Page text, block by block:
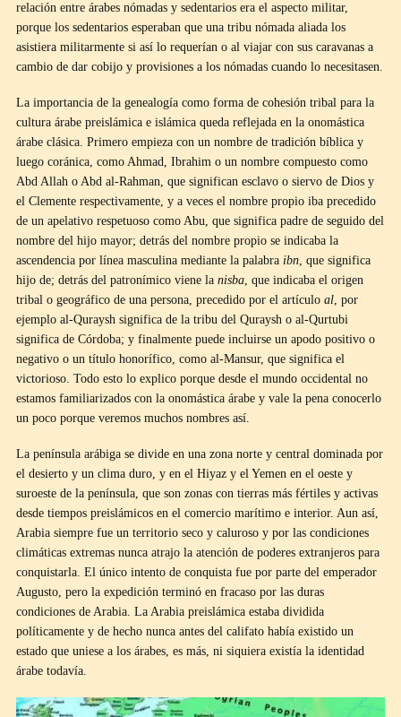
relación entre árabes nómadas y sedentarios era el aspecto militar,
porque los sedentarios esperaban que una tribu nómada aliada los
asistiera militarmente si así lo requerían o al viajar con sus caravanas a
cambio de dar cobijo y provisiones a los nómadas cuando lo necesitasen.
La importancia de la genealogía como forma de cohesión tribal para la
cultura árabe preislámica e islámica queda reflejada en la onomástica
árabe clásica. Primero empieza con un nombre de tradición bíblica y
luego coránica, como Ahmad, Ibrahim o un nombre compuesto como
Abd Allah o Abd al-Rahman, que significan esclavo o siervo de Dios y
el Clemente respectivamente, y a veces el nombre propio iba precedido
de un apelativo respetuoso como Abu, que significa padre de seguido del
nombre del hijo mayor; detrás del nombre propio se indicaba la
ascendencia por línea masculina mediante la palabra ibn, que significa
hijo de; detrás del patronímico viene la nisba, que indicaba el origen
tribal o geográfico de una persona, precedido por el artículo al, por
ejemplo al-Quraysh significa de la tribu del Quraysh o al-Qurtubi
significa de Córdoba; y finalmente puede incluirse un apodo positivo o
negativo o un título honorífico, como al-Mansur, que significa el
victorioso. Todo esto lo explico porque desde el mundo occidental no
estamos familiarizados con la onomástica árabe y vale la pena conocerlo
un poco porque veremos muchos nombres así.
La península arábiga se divide en una zona norte y central dominada por
el desierto y un clima duro, y en el Hiyaz y el Yemen en el oeste y
suroeste de la península, que son zonas con tierras más fértiles y activas
desde tiempos preislámicos en el comercio marítimo e interior. Aun así,
Arabia siempre fue un territorio seco y caluroso y por las condiciones
climáticas extremas nunca atrajo la atención de poderes extranjeros para
conquistarla. El único intento de conquista fue por parte del emperador
Augusto, pero la expedición terminó en fracaso por las duras
condiciones de Arabia. La Arabia preislámica estaba dividida
políticamente y de hecho nunca antes del califato había existido un
estado que uniese a los árabes, es más, ni siquiera existía la identidad
árabe todavía.